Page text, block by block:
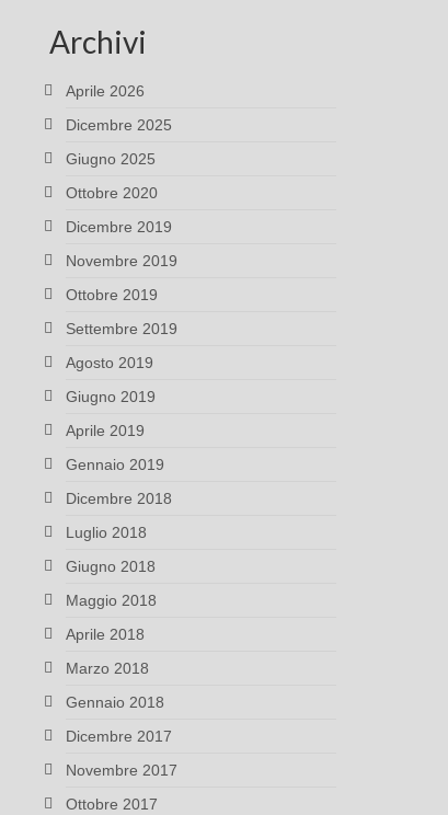
Archivi
Aprile 2026
Dicembre 2025
Giugno 2025
Ottobre 2020
Dicembre 2019
Novembre 2019
Ottobre 2019
Settembre 2019
Agosto 2019
Giugno 2019
Aprile 2019
Gennaio 2019
Dicembre 2018
Luglio 2018
Giugno 2018
Maggio 2018
Aprile 2018
Marzo 2018
Gennaio 2018
Dicembre 2017
Novembre 2017
Ottobre 2017